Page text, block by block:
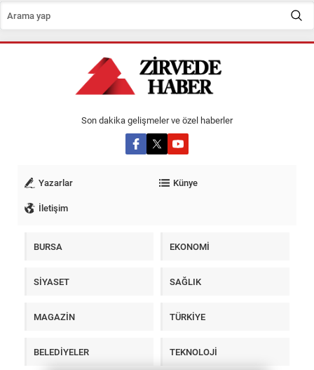
Son dakika gelişmeler ve özel haberler
Yazarlar
Künye
İletişim
BURSA EKONOMİ
SİYASET SAĞLIK
MAGAZİN TÜRKİYE
BELEDİYELER TEKNOLOJİ